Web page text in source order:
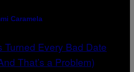
Caramela